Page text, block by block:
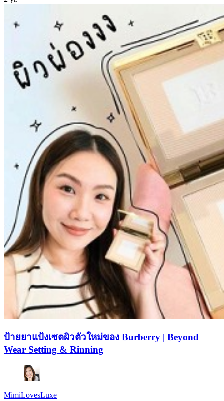
ป้ายยาแป้งเซตผิวตัวใหม่ของ Burberry | Beyond
Wear Setting & Rinning
MimiLovesLuxe